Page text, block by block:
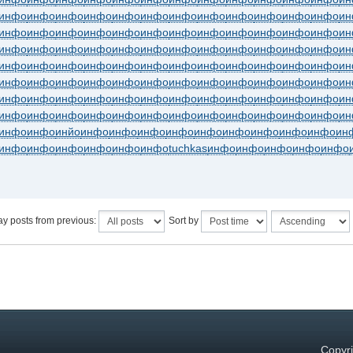
инфоинфоинфоинфоинфоинфоинфоинфоинфоинфоинфо
инфоинфоинфоинфоинфоинфоинфоинфоинфоинфоинфо
инфоинфоинфоинфоинфоинфоинфоинфоинфоинфоинфо
инфоинфоинфоинфоинфоинфоинфоинфоинфоинфоинфо
инфоинфоинфоинфоинфоинфоинфоинфоинфоинфоинфо
инфоинфоинфоинфоинфоинфоинфоинфоинфоинфоинфо
инфоинфоинфоинфоинфоинфоинфоинфоинфоинфоинфо
инфоинйоинфоинфоинфоинфоинфоинфоинфоинфоинфо
инфоинфоинфоинфоинфоtuchkasинфоинфоинфоинфоинфо
posts from previous: Sort by